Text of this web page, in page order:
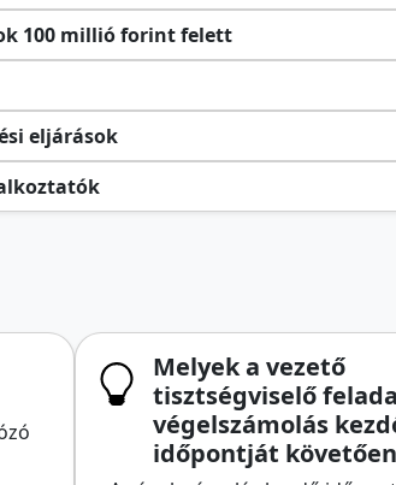
100 millió forint felett
eljárások
Melyek a vezető
tisztségviselő
végelszámolás
időpontját